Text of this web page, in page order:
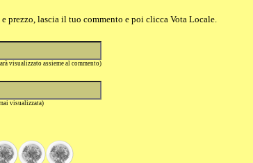
prezzo, lascia il tuo commento e poi clicca Vota Locale.
visualizzato assieme al commento)
visualizzata)